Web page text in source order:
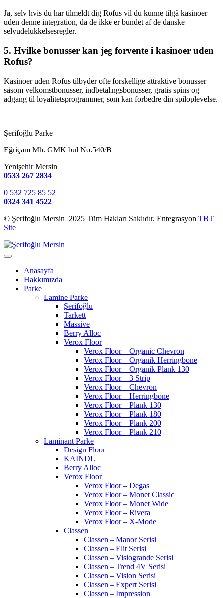
Ja, selv hvis du har tilmeldt dig Rofus vil du kunne tilgå kasinoer
uden denne integration, da de ikke er bundet af de danske
selvudelukkelsesregler.
5. Hvilke bonusser kan jeg forvente i kasinoer uden
Rofus?
Kasinoer uden Rofus tilbyder ofte forskellige attraktive bonusser
såsom velkomstbonusser, indbetalingsbonusser, gratis spins og
adgang til loyalitetsprogrammer, som kan forbedre din spiloplevelse.
Şerifoğlu Parke
Eğriçam Mh. GMK bul No:540/B
Yenişehir Mersin
0533 267 2834
0 532 725 85 52
0324 341 4522
© Şerifoğlu Mersin 2025 Tüm Hakları Saklıdır. Entegrasyon TBT
Site
Anasayfa
Hakkımızda
Parke
Lamine Parke
Şerifoğlu
Tarkett
Massive
Berry Alloc
Verox Floor
Verox Floor – Organic Chevron
Verox Floor – Organik Herringbone
Verox Floor – Organik Plank 130
Verox Floor – 3 Strip
Verox Floor – Chevron
Verox Floor – Herringbone
Verox Floor – Plank 130
Verox Floor – Plank 180
Verox Floor – Plank 200
Verox Floor – Plank 210
Laminant Parke
Design Floor
KAINDL
Berry Alloc
Verox Floor
Verox Floor – Degas
Verox Floor – Monet Classic
Verox Floor – Monet Wide
Verox Floor – Rivera
Verox Floor – X-Mode
Classen
Classen – Manor Serisi
Classen – Elit Serisi
Classen – Visiogrande Serisi
Classen – Trend 4V Serisi
Classen – Vision Serisi
Classen – Expert Serisi
Classen – Impression